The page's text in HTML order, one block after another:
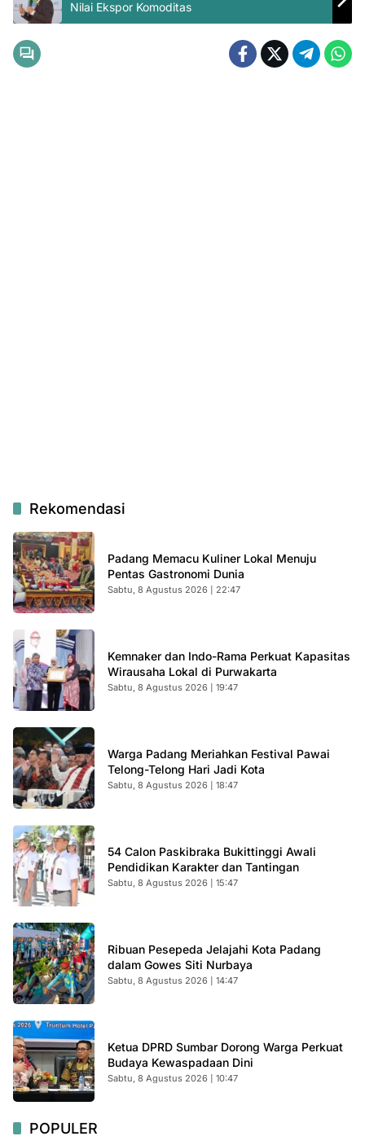
Nilai Ekspor Komoditas
Rekomendasi
Padang Memacu Kuliner Lokal Menuju
Pentas Gastronomi Dunia
Sabtu, 8 Agustus 2026 | 22:47
Kemnaker dan Indo-Rama Perkuat Kapasitas
Wirausaha Lokal di Purwakarta
Sabtu, 8 Agustus 2026 | 19:47
Warga Padang Meriahkan Festival Pawai
Telong-Telong Hari Jadi Kota
Sabtu, 8 Agustus 2026 | 18:47
54 Calon Paskibraka Bukittinggi Awali
Pendidikan Karakter dan Tantingan
Sabtu, 8 Agustus 2026 | 15:47
Ribuan Pesepeda Jelajahi Kota Padang
dalam Gowes Siti Nurbaya
Sabtu, 8 Agustus 2026 | 14:47
Ketua DPRD Sumbar Dorong Warga Perkuat
Budaya Kewaspadaan Dini
Sabtu, 8 Agustus 2026 | 10:47
POPULER